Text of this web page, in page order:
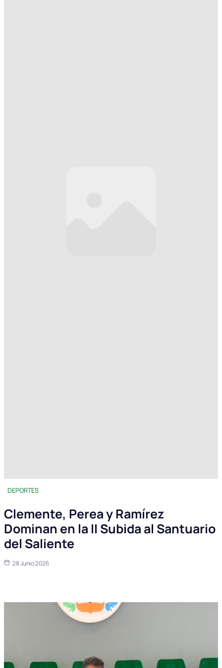
DEPORTES
Clemente, Perea y Ramírez
Dominan en la II Subida al Santuario
del Saliente
28 Junio 2026